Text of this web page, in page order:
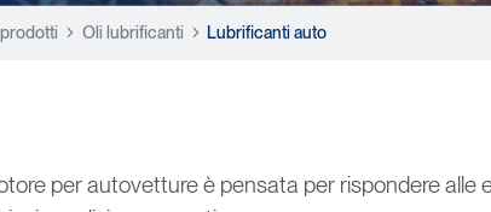
Oli lubrificanti Lubrificanti auto
per autovetture è pensata per rispondere alle